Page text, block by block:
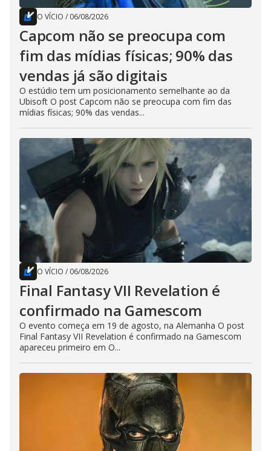
O VÍCIO / 06/08/2026
Capcom não se preocupa com
fim das mídias físicas; 90% das
vendas já são digitais
O estúdio tem um posicionamento semelhante ao da
Ubisoft O post Capcom não se preocupa com fim das
mídias físicas; 90% das vendas...
O VÍCIO / 06/08/2026
Final Fantasy VII Revelation é
confirmado na Gamescom
O evento começa em 19 de agosto, na Alemanha O post
Final Fantasy VII Revelation é confirmado na Gamescom
apareceu primeiro em O...